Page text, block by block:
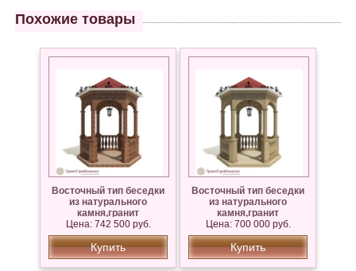
Похожие товары
Восточный тип беседки
из натурального
камня,гранит
Капустинский
Цена: 742 500 руб.
Купить
Восточный тип беседки
из натурального
камня,гранит
Куртинский, Дымовский
Цена: 700 000 руб.
Купить